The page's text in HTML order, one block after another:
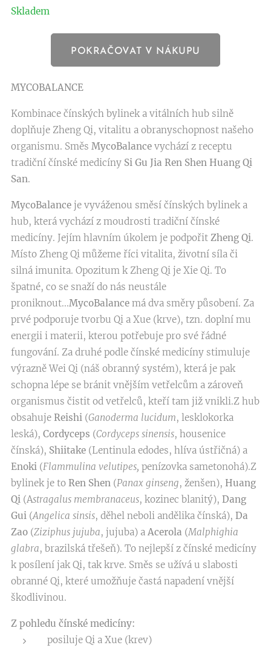
Skladem
POKRAČOVAT V NÁKUPU
MYCOBALANCE
Kombinace čínských bylinek a vitálních hub silně
doplňuje Zheng Qi, vitalitu a obranyschopnost našeho
organismu. Směs MycoBalance vychází z receptu
tradiční čínské medicíny Si Gu Jia Ren Shen Huang Qi
San.
MycoBalance je vyváženou směsí čínských bylinek a
hub, která vychází z moudrosti tradiční čínské
medicíny. Jejím hlavním úkolem je podpořit Zheng Qi.
Místo Zheng Qi můžeme říci vitalita, životní síla či
silná imunita. Opozitum k Zheng Qi je Xie Qi. To
špatné, co se snaží do nás neustále
proniknout...MycoBalance má dva směry působení. Za
prvé podporuje tvorbu Qi a Xue (krve), tzn. doplní mu
energii i materii, kterou potřebuje pro své řádné
fungování. Za druhé podle čínské medicíny stimuluje
výrazně Wei Qi (náš obranný systém), která je pak
schopna lépe se bránit vnějším vetřelcům a zároveň
organismus čistit od vetřelců, kteří tam již vnikli.Z hub
obsahuje Reishi (Ganoderma lucidum, lesklokorka
leská), Cordyceps (Cordyceps sinensis, housenice
čínská), Shiitake (Lentinula edodes, hlíva ústřičná) a
Enoki (Flammulina velutipes, penízovka sametonohá).Z
bylinek je to Ren Shen (Panax ginseng, ženšen), Huang
Qi (Astragalus membranaceus, kozinec blanitý), Dang
Gui (Angelica sinsis, děhel neboli andělika čínská), Da
Zao (Ziziphus jujuba, jujuba) a Acerola (Malphighia
glabra, brazilská třešeň). To nejlepší z čínské medicíny
k posílení jak Qi, tak krve. Směs se užívá u slabosti
obranné Qi, které umožňuje častá napadení vnější
škodlivinou.
Z pohledu čínské medicíny:
posiluje Qi a Xue (krev)